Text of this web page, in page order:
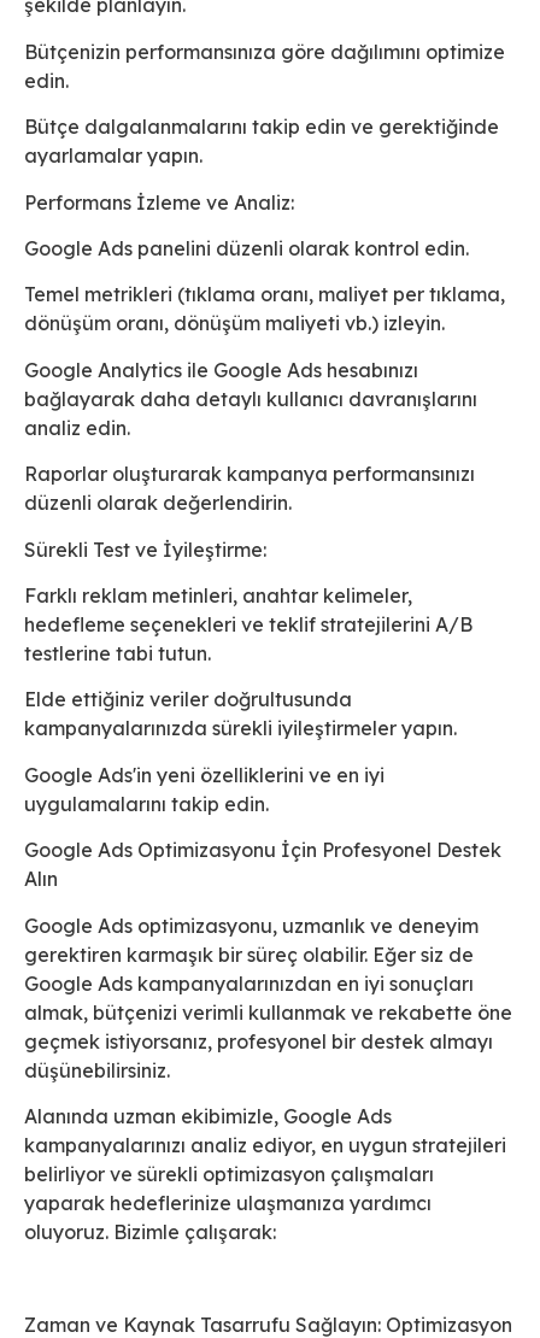
şekilde planlayın.
Bütçenizin performansınıza göre dağılımını optimize
edin.
Bütçe dalgalanmalarını takip edin ve gerektiğinde
ayarlamalar yapın.
Performans İzleme ve Analiz:
Google Ads panelini düzenli olarak kontrol edin.
Temel metrikleri (tıklama oranı, maliyet per tıklama,
dönüşüm oranı, dönüşüm maliyeti vb.) izleyin.
Google Analytics ile Google Ads hesabınızı
bağlayarak daha detaylı kullanıcı davranışlarını
analiz edin.
Raporlar oluşturarak kampanya performansınızı
düzenli olarak değerlendirin.
Sürekli Test ve İyileştirme:
Farklı reklam metinleri, anahtar kelimeler,
hedefleme seçenekleri ve teklif stratejilerini A/B
testlerine tabi tutun.
Elde ettiğiniz veriler doğrultusunda
kampanyalarınızda sürekli iyileştirmeler yapın.
Google Ads'in yeni özelliklerini ve en iyi
uygulamalarını takip edin.
Google Ads Optimizasyonu İçin Profesyonel Destek
Alın
Google Ads optimizasyonu, uzmanlık ve deneyim
gerektiren karmaşık bir süreç olabilir. Eğer siz de
Google Ads kampanyalarınızdan en iyi sonuçları
almak, bütçenizi verimli kullanmak ve rekabette öne
geçmek istiyorsanız, profesyonel bir destek almayı
düşünebilirsiniz.
Alanında uzman ekibimizle, Google Ads
kampanyalarınızı analiz ediyor, en uygun stratejileri
belirliyor ve sürekli optimizasyon çalışmaları
yaparak hedeflerinize ulaşmanıza yardımcı
oluyoruz. Bizimle çalışarak:
Zaman ve Kaynak Tasarrufu Sağlayın: Optimizasyon